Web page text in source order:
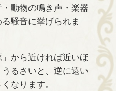
動物の鳴き声・楽器
騒音に挙げられま
から近ければ近いほ
るさいと、逆に遠い
なります。